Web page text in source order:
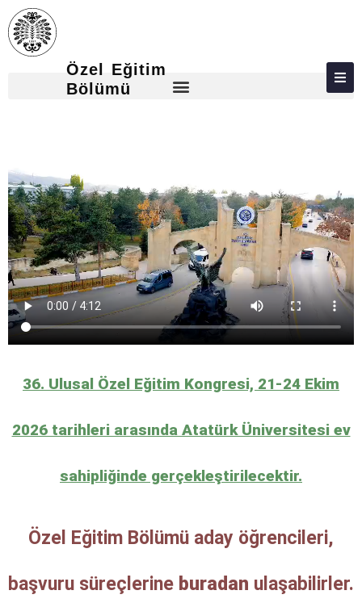
Özel Eğitim
Bölümü
HAKKIMIZDA
İLETIŞIM
KULÜP ETKINLIKLERI
36. Ulusal Özel Eğitim Kongresi, 21-24 Ekim
2026 tarihleri arasında Atatürk Üniversitesi ev
sahipliğinde gerçekleştirilecektir.
Özel Eğitim Bölümü aday öğrencileri,
başvuru süreçlerine buradan ulaşabilirler.